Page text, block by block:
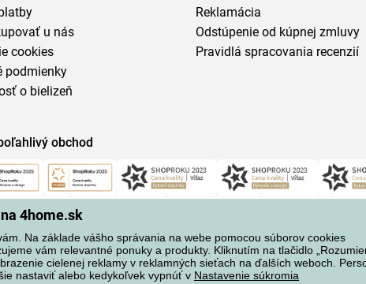
4home.sk
Na základe vášho správania na webe pomocou súborov cookies
vám relevantné ponuky a produkty. Kliknutím na tlačidlo
cielenej reklamy v reklamných sieťach na ďalších weboch.
nastaviť alebo kedykoľvek vypnúť v Nastavenie súkromia
u nás
cookies
podmienky
o bielizeň
Reklamácia
Odstúpenie od kúpnej zmluvy
Pravidlá spracovania recenzií
obchod